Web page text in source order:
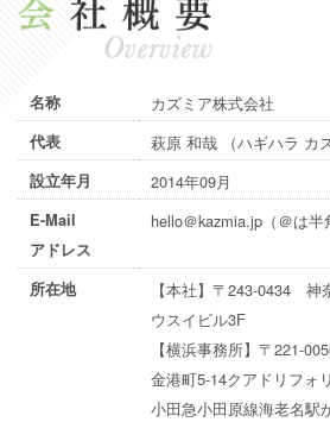
名称 カズミア株式会社
代表 萩原 和哉 （ハギハラ カ
設立年月 2014年09月
E-Mail
アドレス
hello＠kazmia.jp（＠は半
所在地
【本社】〒243-0434 神
ウスイビル3F
【横浜事務所】〒221-
金港町5-14クアドリフォ
小田急小田原線海老名駅